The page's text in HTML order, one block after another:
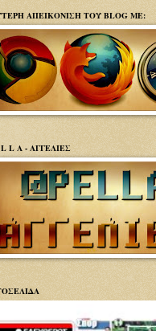
ΑΠΕΙΚΟΝΙΣΗ ΤΟΥ BLOG ΜΕ:
L L A - ΑΓΓΕΛΙΕΣ